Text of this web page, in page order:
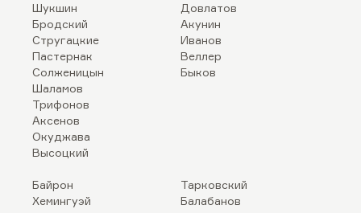
Шукшин
Бродский
Стругацкие
Пастернак
Солженицын
Шаламов
Трифонов
Аксенов
Окуджава
Высоцкий
Довлатов
Акунин
Иванов
Веллер
Быков
Байрон
Хемингуэй
Тарковский
Балабанов